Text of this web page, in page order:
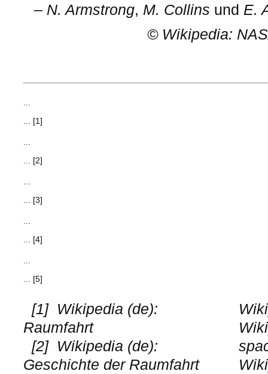
– N. Armstrong, M. Collins und E.
© Wikipedia:
... [1]
... [2]
... [3]
... [4]
... [5]
[1] Wikipedia (de):
Raumfahrt
[2] Wikipedia (de):
Geschichte der Raumfahrt